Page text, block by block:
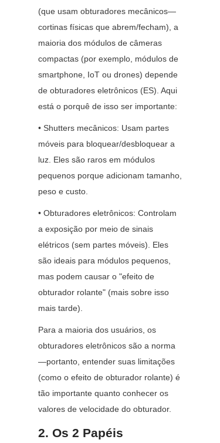
(que usam obturadores mecânicos—
cortinas físicas que abrem/fecham), a
maioria dos módulos de câmeras
compactas (por exemplo, módulos de
smartphone, IoT ou drones) depende
de obturadores eletrônicos (ES). Aqui
está o porquê de isso ser importante:
• Shutters mecânicos: Usam partes
móveis para bloquear/desbloquear a
luz. Eles são raros em módulos
pequenos porque adicionam tamanho,
peso e custo.
• Obturadores eletrônicos: Controlam
a exposição por meio de sinais
elétricos (sem partes móveis). Eles
são ideais para módulos pequenos,
mas podem causar o "efeito de
obturador rolante" (mais sobre isso
mais tarde).
Para a maioria dos usuários, os
obturadores eletrônicos são a norma
—portanto, entender suas limitações
(como o efeito de obturador rolante) é
tão importante quanto conhecer os
valores de velocidade do obturador.
2. Os 2 Papéis